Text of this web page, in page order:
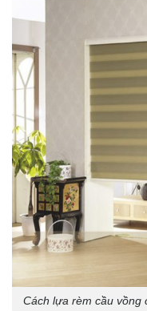
Cách lựa rèm cầu vồng